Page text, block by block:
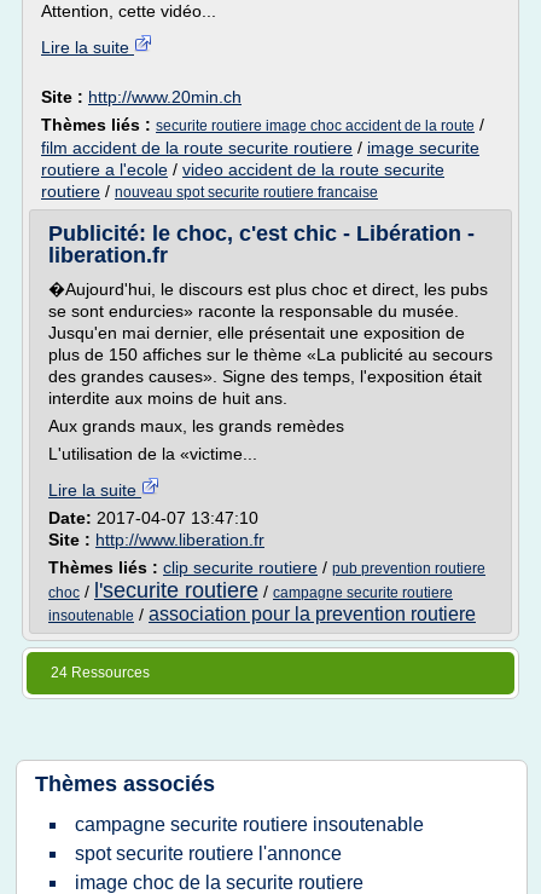
Attention, cette vidéo...
Lire la suite
Site : http://www.20min.ch
Thèmes liés : securite routiere image choc accident de la route /
film accident de la route securite routiere / image securite
routiere a l'ecole / video accident de la route securite
routiere / nouveau spot securite routiere francaise
Publicité: le choc, c'est chic - Libération -
liberation.fr
�Aujourd'hui, le discours est plus choc et direct, les pubs
se sont endurcies» raconte la responsable du musée.
Jusqu'en mai dernier, elle présentait une exposition de
plus de 150 affiches sur le thème «La publicité au secours
des grandes causes». Signe des temps, l'exposition était
interdite aux moins de huit ans.
Aux grands maux, les grands remèdes
L'utilisation de la «victime...
Lire la suite
Date: 2017-04-07 13:47:10
Site : http://www.liberation.fr
Thèmes liés : clip securite routiere / pub prevention routiere
choc / l'securite routiere / campagne securite routiere
insoutenable / association pour la prevention routiere
24 Ressources
Thèmes associés
campagne securite routiere insoutenable
spot securite routiere l'annonce
image choc de la securite routiere